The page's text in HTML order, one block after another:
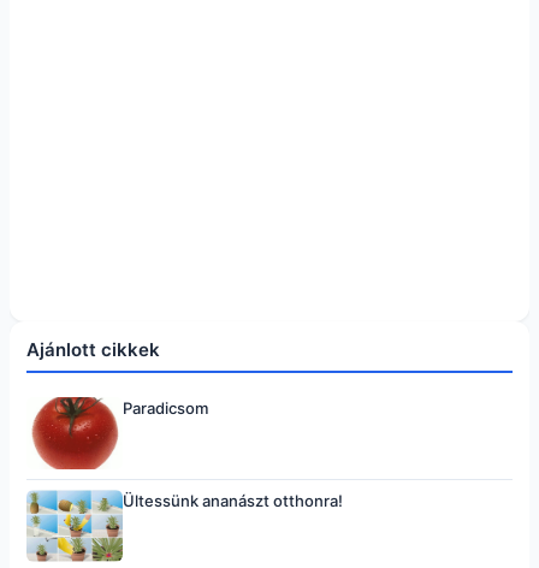
Ajánlott cikkek
Paradicsom
Ültessünk ananászt otthonra!